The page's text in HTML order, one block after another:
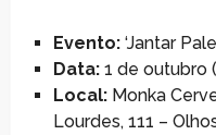
Evento:‘Jantar
Data:1 de outubro
Local:Monka
Lourdes, 111 –